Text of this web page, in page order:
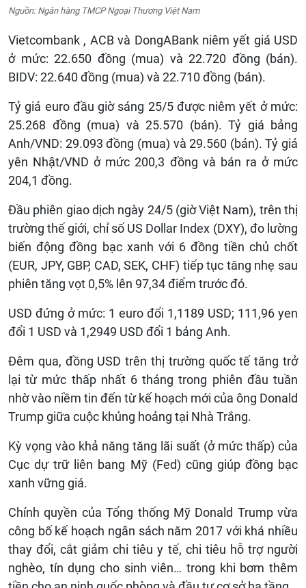
Nguồn: Ngân hàng TMCP Ngoại Thương Việt Nam
Vietcombank , ACB và DongABank niêm yết giá USD
ở mức: 22.650 đồng (mua) và 22.720 đồng (bán).
BIDV: 22.640 đồng (mua) và 22.710 đồng (bán).
Tỷ giá euro đầu giờ sáng 25/5 được niêm yết ở mức:
25.268 đồng (mua) và 25.570 (bán). Tỷ giá bảng
Anh/VND: 29.093 đồng (mua) và 29.560 (bán). Tỷ giá
yên Nhật/VND ở mức 200,3 đồng và bán ra ở mức
204,1 đồng.
Đầu phiên giao dịch ngày 24/5 (giờ Việt Nam), trên thị
trường thế giới, chỉ số US Dollar Index (DXY), đo lường
biến động đồng bạc xanh với 6 đồng tiền chủ chốt
(EUR, JPY, GBP, CAD, SEK, CHF) tiếp tục tăng nhẹ sau
phiên tăng vọt 0,5% lên 97,34 điểm trước đó.
USD đứng ở mức: 1 euro đổi 1,1189 USD; 111,96 yen
đổi 1 USD và 1,2949 USD đổi 1 bảng Anh.
Đêm qua, đồng USD trên thị trường quốc tế tăng trở
lại từ mức thấp nhất 6 tháng trong phiên đầu tuần
nhờ vào niềm tin đến từ kế hoạch mới của ông Donald
Trump giữa cuộc khủng hoảng tại Nhà Trắng.
Kỳ vọng vào khả năng tăng lãi suất (ở mức thấp) của
Cục dự trữ liên bang Mỹ (Fed) cũng giúp đồng bạc
xanh vững giá.
Chính quyền của Tổng thống Mỹ Donald Trump vừa
công bố kế hoạch ngân sách năm 2017 với khá nhiều
thay đổi, cắt giảm chi tiêu y tế, chi tiêu hỗ trợ người
nghèo, tín dụng cho sinh viên… trong khi bơm thêm